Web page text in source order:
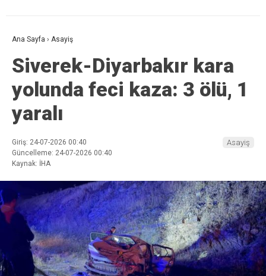
Ana Sayfa › Asayiş
Siverek-Diyarbakır kara
yolunda feci kaza: 3 ölü, 1
yaralı
Giriş: 24-07-2026 00:40
Güncelleme: 24-07-2026 00:40
Kaynak: İHA
Asayiş